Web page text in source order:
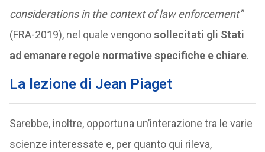
considerations in the context of law enforcement”
(FRA-2019), nel quale vengonosollecitati gli Stati
ad emanare regole normative specifiche e chiare.
La lezione di Jean Piaget
Sarebbe, inoltre, opportuna un’interazione tra le varie
scienze interessate e, per quanto qui rileva,